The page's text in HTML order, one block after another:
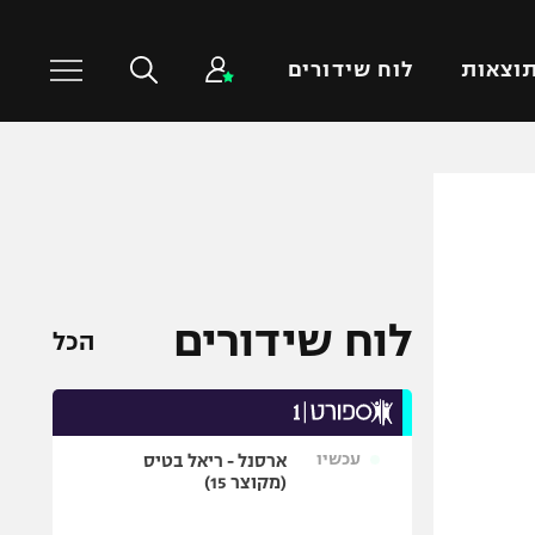
תוצאות לוח שידורים
שחייה
ג'ודו
ספורט אולימפי
לוח שידורים הכל
עכשיו
ארסנל - ריאל בטיס
(מקוצר 15)